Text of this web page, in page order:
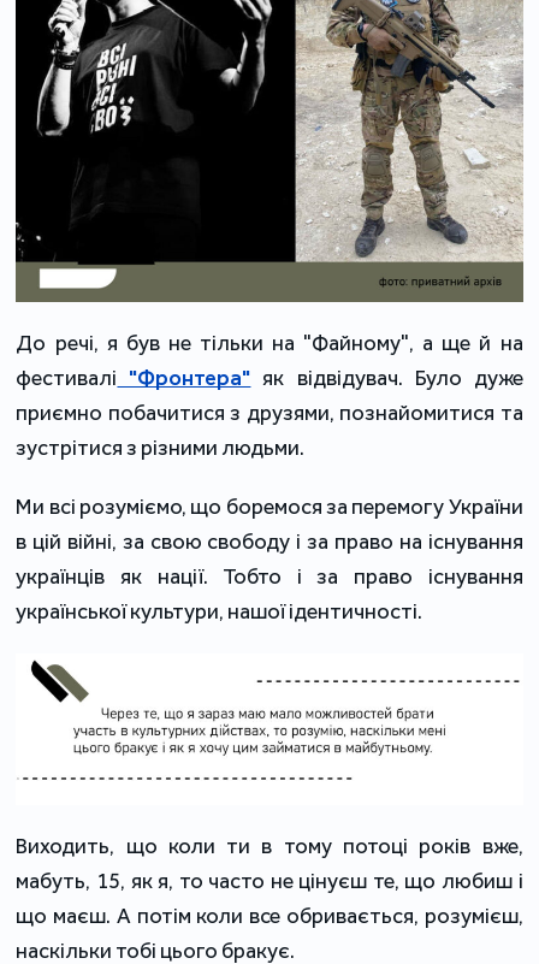
До речі, я був не тільки на "Файному", а ще й на
фестивалі "Фронтера" як відвідувач. Було дуже
приємно побачитися з друзями, познайомитися та
зустрітися з різними людьми.
Ми всі розуміємо, що боремося за перемогу України
в цій війні, за свою свободу і за право на існування
українців як нації. Тобто і за право існування
української культури, нашої ідентичності.
Виходить, що коли ти в тому потоці років вже,
мабуть, 15, як я, то часто не цінуєш те, що любиш і
що маєш. А потім коли все обривається, розумієш,
наскільки тобі цього бракує.